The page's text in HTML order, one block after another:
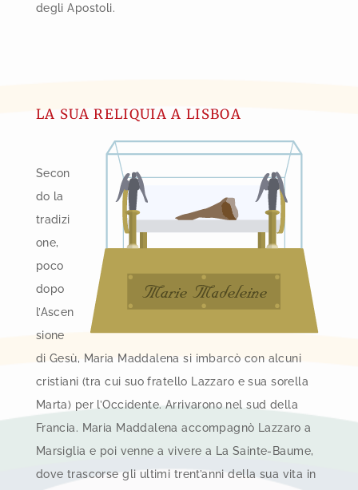
degli Apostoli.
LA SUA RELIQUIA A LISBOA
Secon
do la
tradizi
one,
poco
dopo
l’Ascen
sione
di Gesù, Maria Maddalena si imbarcò con alcuni
cristiani (tra cui suo fratello Lazzaro e sua sorella
Marta) per l’Occidente. Arrivarono nel sud della
Francia. Maria Maddalena accompagnò Lazzaro a
Marsiglia e poi venne a vivere a La Sainte-Baume,
dove trascorse gli ultimi trent’anni della sua vita in